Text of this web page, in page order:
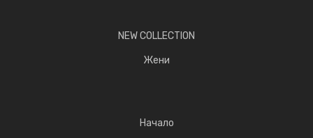
NEW COLLECTION
Жени
Начало